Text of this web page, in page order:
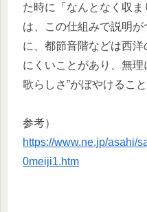
た時に「なんとなく収
は、この仕組みで説明
に、都節音階などは西
にくいことがあり、無
歌らしさ”がぼやけるこ
参考）
https://www.ne.jp/asahi/
0meiji1.htm